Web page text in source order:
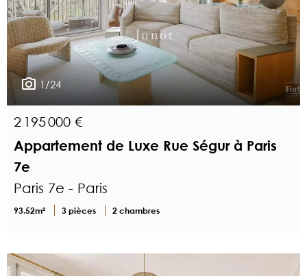
1/24
2 195 000 €
Appartement de Luxe Rue Ségur à Paris
7e
Paris 7e - Paris
93.52m² 3 pièces 2 chambres